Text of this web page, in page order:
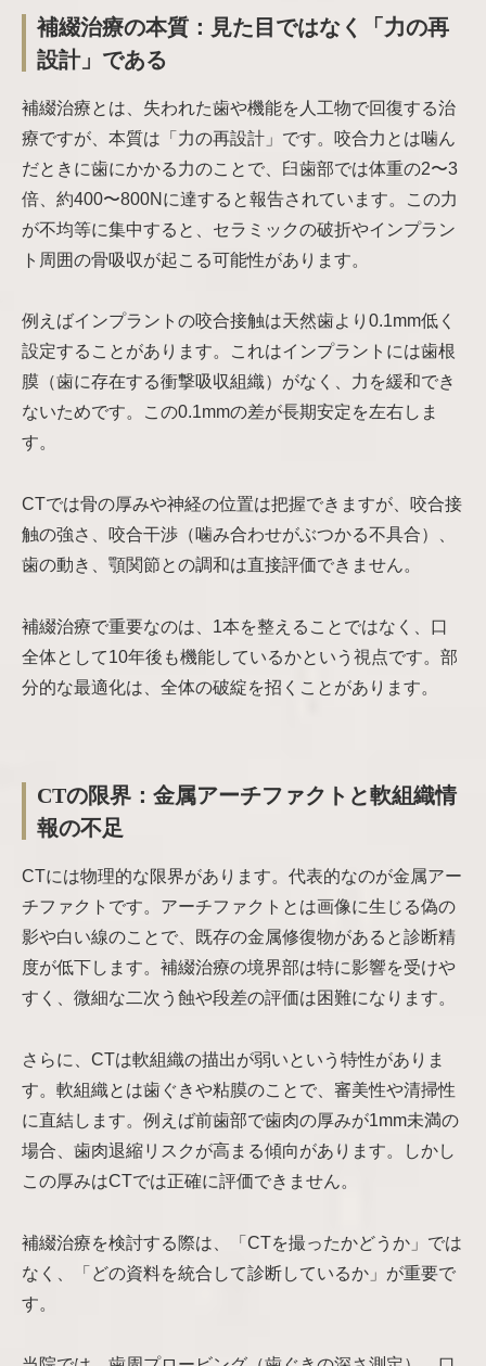
補綴治療の本質：見た目ではなく「力の再
設計」である
補綴治療とは、失われた歯や機能を人工物で回復する治
療ですが、本質は「力の再設計」です。咬合力とは噛ん
だときに歯にかかる力のことで、臼歯部では体重の2〜3
倍、約400〜800Nに達すると報告されています。この力
が不均等に集中すると、セラミックの破折やインプラン
ト周囲の骨吸収が起こる可能性があります。
例えばインプラントの咬合接触は天然歯より0.1mm低く
設定することがあります。これはインプラントには歯根
膜（歯に存在する衝撃吸収組織）がなく、力を緩和でき
ないためです。この0.1mmの差が長期安定を左右しま
す。
CTでは骨の厚みや神経の位置は把握できますが、咬合接
触の強さ、咬合干渉（噛み合わせがぶつかる不具合）、
歯の動き、顎関節との調和は直接評価できません。
補綴治療で重要なのは、1本を整えることではなく、口
全体として10年後も機能しているかという視点です。部
分的な最適化は、全体の破綻を招くことがあります。
CTの限界：金属アーチファクトと軟組織情
報の不足
CTには物理的な限界があります。代表的なのが金属アー
チファクトです。アーチファクトとは画像に生じる偽の
影や白い線のことで、既存の金属修復物があると診断精
度が低下します。補綴治療の境界部は特に影響を受けや
すく、微細な二次う蝕や段差の評価は困難になります。
さらに、CTは軟組織の描出が弱いという特性がありま
す。軟組織とは歯ぐきや粘膜のことで、審美性や清掃性
に直結します。例えば前歯部で歯肉の厚みが1mm未満の
場合、歯肉退縮リスクが高まる傾向があります。しかし
この厚みはCTでは正確に評価できません。
補綴治療を検討する際は、「CTを撮ったかどうか」では
なく、「どの資料を統合して診断しているか」が重要で
す。